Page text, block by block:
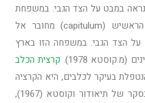
נראה במבט על הצד הגבי. במשפחת
הקרציות הקשות (Ixodidae), הראשיש (capitulum) מחובר אל
הצד הגבי. במשפחה הזו בארץ
קרצית הכלב
בעיקר לכלבים, היא הקרציה
הקשה השכיחה ביותר בארץ. בסקר של תיאודור וקוסטא (1967),